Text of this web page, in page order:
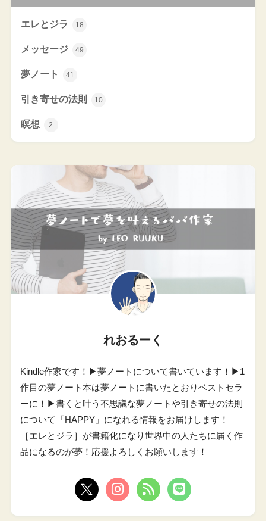
エレとジラ 18
メッセージ 49
夢ノート 41
引き寄せの法則 10
瞑想 2
れおるーく
Kindle作家です！▶︎夢ノートについて書いています！▶︎1
作目の夢ノート本は夢ノートに書いたとおりベストセラ
ーに！▶︎書くと叶う不思議な夢ノートや引き寄せの法則
について「HAPPY」になれる情報をお届けします！
［エレとジラ］が書籍化になり世界中の人たちに届く作
品になるのが夢！応援よろしくお願いします！